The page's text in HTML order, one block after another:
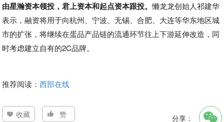
由星瀚资本领投，君上资本和起点资本跟投。懒龙龙创始人祁建华
表示，融资将用于向杭州、宁波、无锡、合肥、大连等华东地区城
市的扩张，将继续在蛋品产品链的流通环节往上下游延伸改造，同
时考虑建立自有的2C品牌。
推荐阅读：西部在线
收藏 赞 分享：